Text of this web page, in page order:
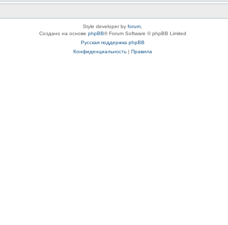
Style developer by forum,
Создано на основе phpBB® Forum Software © phpBB Limited
Русская поддержка phpBB
Конфиденциальность| Правила